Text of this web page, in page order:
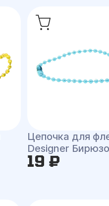
Цепочка для
Designer
19 ₽